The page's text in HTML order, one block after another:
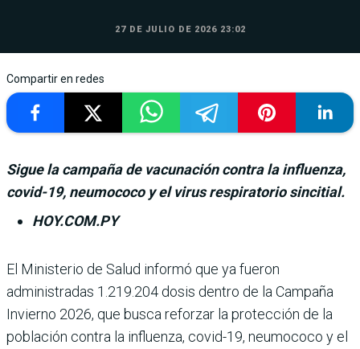
27 DE JULIO DE 2026 23:02
Compartir en redes
Sigue la campaña de vacunación contra la influenza,
covid-19, neumococo y el virus respiratorio sincitial.
HOY.COM.PY
El Ministerio de Salud informó que ya fue­ron
administradas 1.219.204 dosis dentro de la Campaña
Invierno 2026, que busca reforzar la protección de la
población contra la influenza, covid-19, neumococo y el